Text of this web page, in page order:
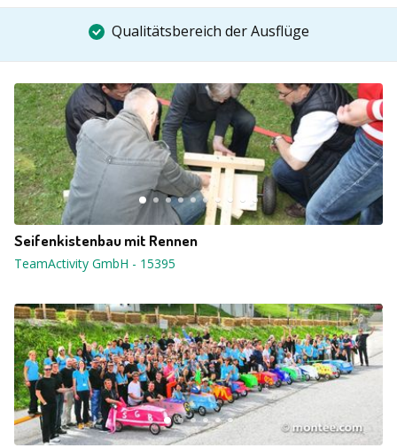
Qualitätsbereich der Ausflüge
Seifenkistenbau mit Rennen
TeamActivity GmbH - 15395